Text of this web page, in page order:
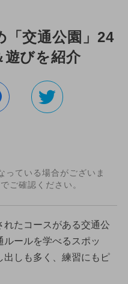
「交通公園」24
びを紹介
っている場合がございま
ご確認ください。
たコースがある交通公
ルールを学べるスポッ
出しも多く、練習にもピ